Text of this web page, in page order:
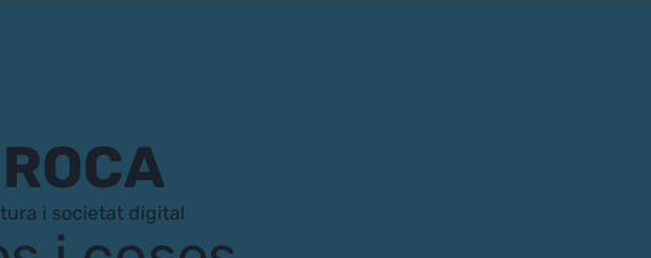
i societat digital